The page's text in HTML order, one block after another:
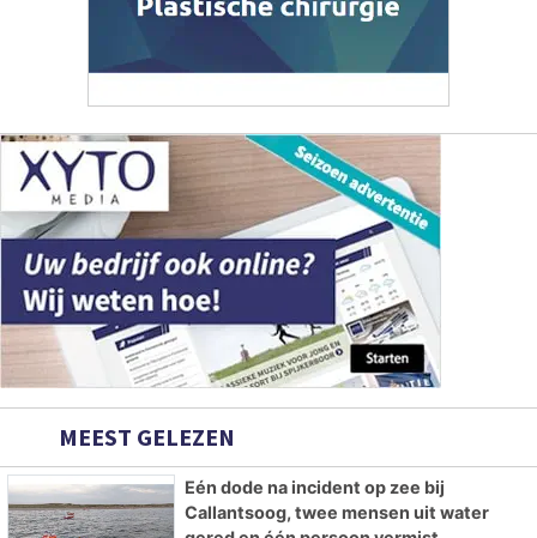
MEEST GELEZEN
Eén dode na incident op zee bij
Callantsoog, twee mensen uit water